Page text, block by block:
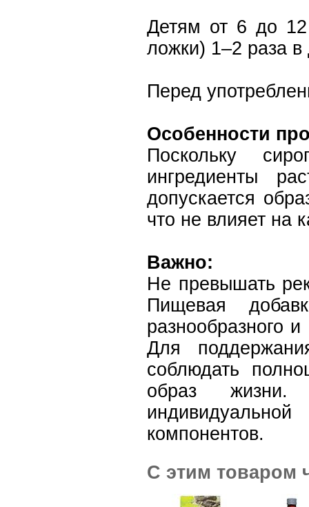
Детям от 6 до
ложки) 1–2 раза в
Перед
Особенности
Поскольку
ингредиенты
допускается
что не влияет на
Важно:
Не превышать
Пищевая
разнообразного
Для
соблюдать
образ жизни.
компонентов.
С этим товаром